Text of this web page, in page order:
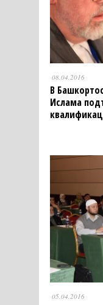
08.04.2016
В
Ислама
05.04.2016